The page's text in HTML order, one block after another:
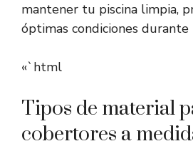
mantener tu piscina limpia,
óptimas condiciones
«`html
Tipos de material
cobertores a